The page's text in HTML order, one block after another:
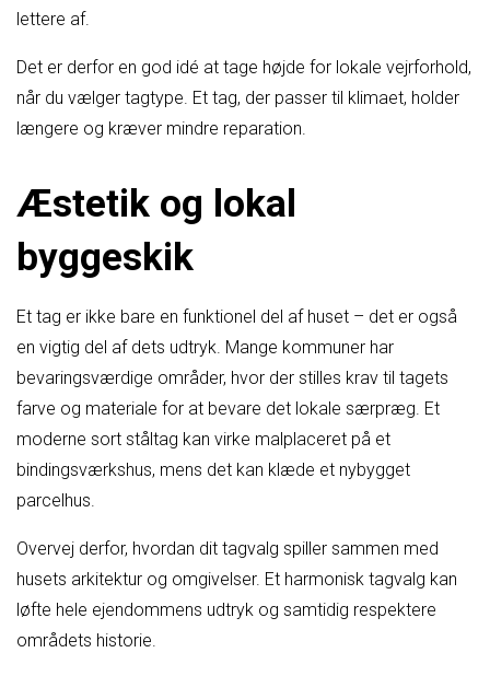
lettere af.
Det er derfor en god idé at tage højde for lokale vejrforhold,
når du vælger tagtype. Et tag, der passer til klimaet, holder
længere og kræver mindre reparation.
Æstetik og lokal
byggeskik
Et tag er ikke bare en funktionel del af huset – det er også
en vigtig del af dets udtryk. Mange kommuner har
bevaringsværdige områder, hvor der stilles krav til tagets
farve og materiale for at bevare det lokale særpræg. Et
moderne sort ståltag kan virke malplaceret på et
bindingsværkshus, mens det kan klæde et nybygget
parcelhus.
Overvej derfor, hvordan dit tagvalg spiller sammen med
husets arkitektur og omgivelser. Et harmonisk tagvalg kan
løfte hele ejendommens udtryk og samtidig respektere
områdets historie.